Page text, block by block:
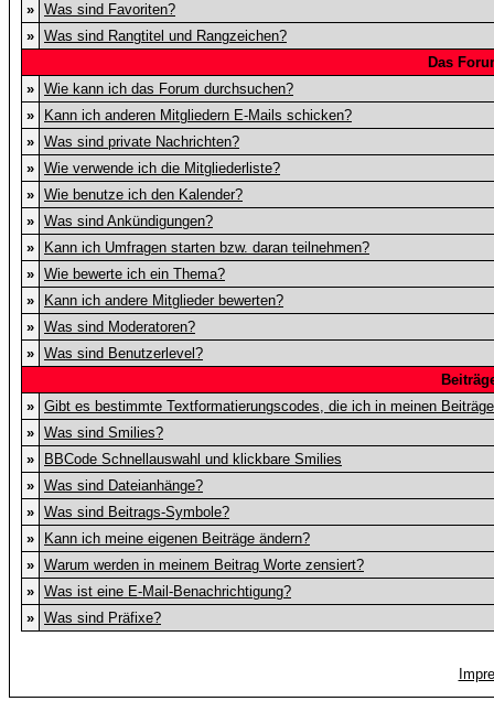
» Was sind Favoriten?
» Was sind Rangtitel und Rangzeichen?
Das
» Wie kann ich das Forum durchsuchen?
»
Kann ich anderen Mitgliedern E-Mails schicken?
» Was sind private Nachrichten?
» Wie verwende ich die Mitgliederliste?
» Wie benutze ich den Kalender?
» Was sind Ankündigungen?
»
Kann ich Umfragen starten bzw. daran teilnehmen?
» Wie bewerte ich ein Thema?
»
Kann ich andere Mitglieder bewerten?
» Was sind Moderatoren?
» Was sind Benutzerlevel?
» Gibt es bestimmte Textformatierungscodes, die ich in meinen
» Was sind Smilies?
»
BBCode Schnellauswahl und klickbare Smilies
» Was sind Dateianhänge?
» Was sind Beitrags-Symbole?
»
Kann ich meine eigenen Beiträge ändern?
» Warum werden in meinem Beitrag Worte zensiert?
» Was ist eine E-Mail-Benachrichtigung?
» Was sind Präfixe?